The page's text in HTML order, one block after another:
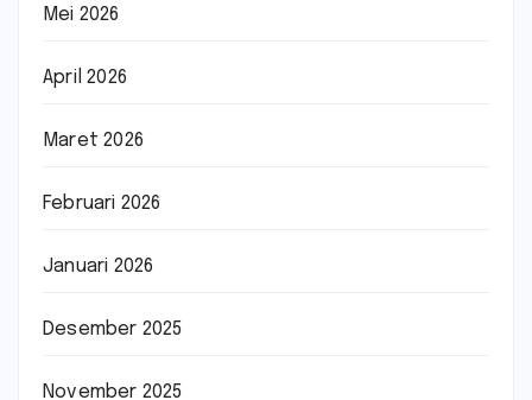
Mei 2026
April 2026
Maret 2026
Februari 2026
Januari 2026
Desember 2025
November 2025